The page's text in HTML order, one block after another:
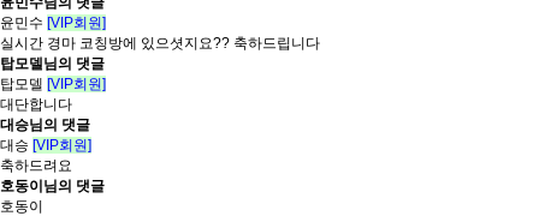
윤민수 [VIP회원]
실시간 경마 코칭방에 있으셧지요?? 축하드립니다
탑모델님의 댓글
탑모델 [VIP회원]
대단합니다
대승님의 댓글
대승 [VIP회원]
축하드려요
호동이님의 댓글
호동이